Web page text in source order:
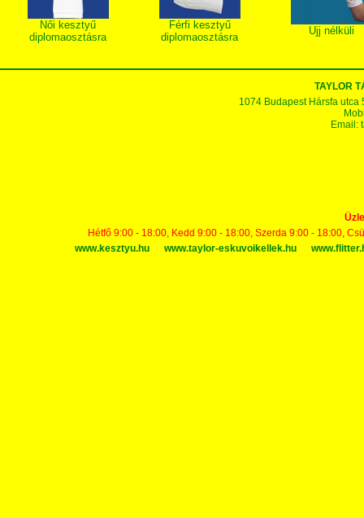
Női kesztyű
diplomaosztásra
Férfi kesztyű
diplomaosztásra
Ujj nélküli
TAYLOR
1074 Budapest Hársfa utca
Email:
Hétfő 9:00 - 18:00, Kedd 9:00 - 18:00, Szerda 9:00 - 18:00,
www.kesztyu.hu
www.taylor-eskuvoikellek.hu